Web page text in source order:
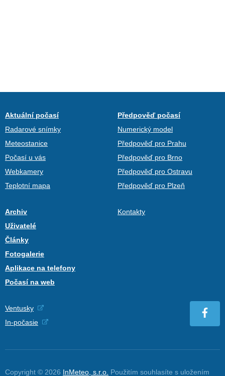
Aktuální počasí
Radarové snímky
Meteostanice
Počasí u vás
Webkamery
Teplotní mapa
Předpověď počasí
Numerický model
Předpověď pro Prahu
Předpověď pro Brno
Předpověď pro Ostravu
Předpověď pro Plzeň
Archiv
Uživatelé
Články
Fotogalerie
Aplikace na telefony
Počasí na web
Kontakty
Ventusky
In-počasie
Copyright © 2026 InMeteo, s.r.o. Použitím souhlasíte s uložením